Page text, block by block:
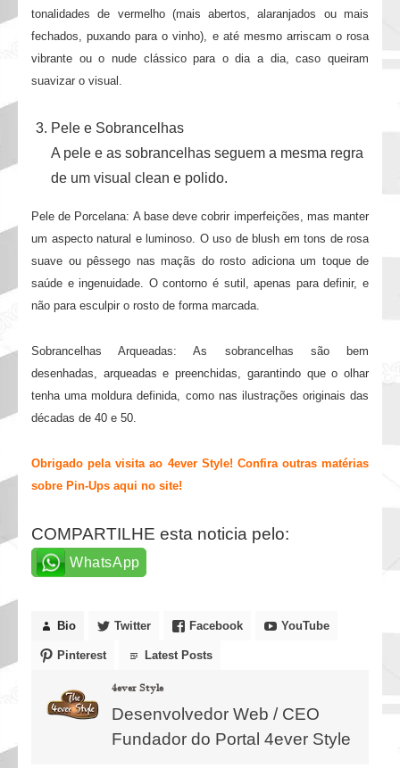
tonalidades de vermelho (mais abertos, alaranjados ou mais
fechados, puxando para o vinho), e até mesmo arriscam o rosa
vibrante ou o nude clássico para o dia a dia, caso queiram
suavizar o visual.
Pele e Sobrancelhas
A pele e as sobrancelhas seguem a mesma regra
de um visual clean e polido.
Pele de Porcelana: A base deve cobrir imperfeições, mas manter
um aspecto natural e luminoso. O uso de blush em tons de rosa
suave ou pêssego nas maçãs do rosto adiciona um toque de
saúde e ingenuidade. O contorno é sutil, apenas para definir, e
não para esculpir o rosto de forma marcada.
Sobrancelhas Arqueadas: As sobrancelhas são bem
desenhadas, arqueadas e preenchidas, garantindo que o olhar
tenha uma moldura definida, como nas ilustrações originais das
décadas de 40 e 50.
Obrigado pela visita ao 4ever Style! Confira outras matérias
sobre Pin-Ups aqui no site!
COMPARTILHE esta noticia pelo:
WhatsApp
Bio Twitter Facebook YouTube
Pinterest Latest Posts
4ever Style
Desenvolvedor Web / CEO
Fundador do Portal 4ever Style